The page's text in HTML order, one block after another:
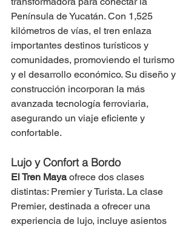
Península de Yucatán. Con 1,525
kilómetros de vías, el tren enlaza
importantes destinos turísticos y
comunidades, promoviendo el turismo
y el desarrollo económico. Su diseño y
construcción incorporan la más
avanzada tecnología ferroviaria,
asegurando un viaje eficiente y
confortable.
Lujo y Confort a Bordo
El Tren Maya ofrece dos clases
distintas: Premier y Turista. La clase
Premier, destinada a ofrecer una
experiencia de lujo, incluye asientos